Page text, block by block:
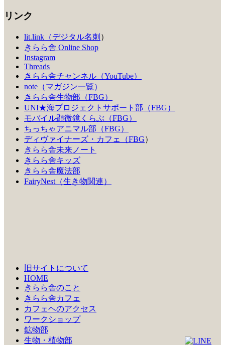
リンク
lit.link（デジタル名刺 ）
きらら舎 Online Shop
Instagram
Threads
きらら舎チャンネル（YouTube）
note（マガジン一覧）
きらら舎生物部（FBG）
UNI★海プロジェクトサポート部（FBG）
モバイル顕微鏡くらぶ（FBG）
ちっちゃアニマル部（FBG）
ディヴァイナーズ・カフェ（FBG）
きらら舎未来ノート
きらら舎キッズ
きらら舎魔法部
FairyNest（生き物関連）
旧サイトについて
HOME
きらら舎のこと
きらら舎カフェ
カフェヘのアクセス
ワークショップ
鉱物部
生物・植物部